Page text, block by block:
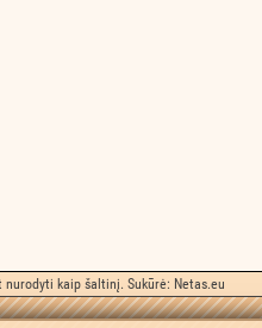
kaip šaltinį. Sukūrė: Netas.eu